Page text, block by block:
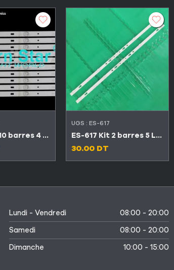
ES-461 Kit 10 barres 4 LED TV Maxwell 50″
UGS : ES-617
ES-617 Kit 2 barres 5 LED 6V TV TCL 32″ 32D3000
30.00 DT
Lundi - Vendredi
08:00 - 20:00
Samedi
08:00 - 20:00
Dimanche
10:00 - 15:00